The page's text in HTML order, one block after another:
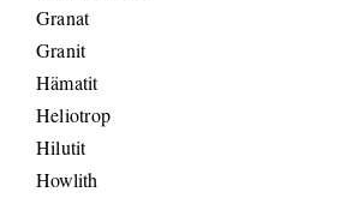
Granat
Granit
Hämatit
Heliotrop
Hilutit
Howlith